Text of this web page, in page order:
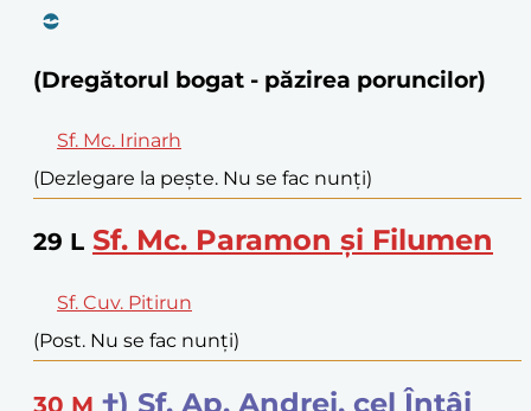
(Dregătorul bogat - păzirea poruncilor)
Sf. Mc. Irinarh
(Dezlegare la pește. Nu se fac nunți)
29 L Sf. Mc. Paramon și Filumen
Sf. Cuv. Pitirun
(Post. Nu se fac nunți)
†) Sf. Ap. Andrei, cel Întâi